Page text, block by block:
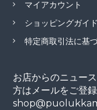
マイアカウント
ショッピングガイド
特定商取引法に基
お店からのニュー
方はメールをご登